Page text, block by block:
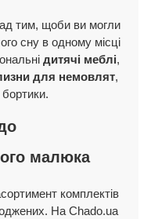
тим, щоби ви могли
сну в одному місці
дитячі меблі,
для немовлят,
малюка
комплектів
На Chado.ua